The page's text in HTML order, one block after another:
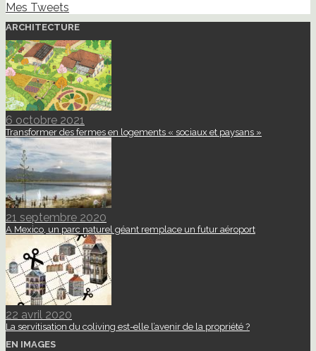
Mes Tweets
ARCHITECTURE
6 octobre 2021
Transformer des fermes en logements « sociaux et paysans »
21 septembre 2020
A Mexico, un parc naturel géant remplace un futur aéroport
22 avril 2020
La servitisation du coliving est-elle l’avenir de la propriété ?
EN IMAGES